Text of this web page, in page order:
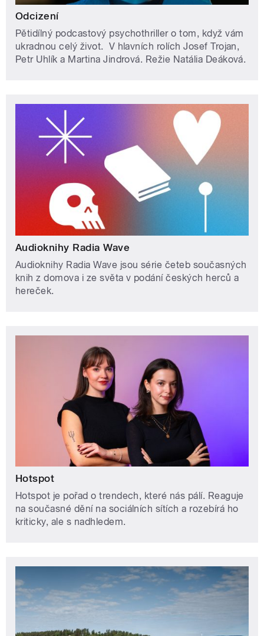
Odcizení
Pětidílný podcastový psychothriller o tom, když vám
ukradnou celý život. V hlavních rolích Josef Trojan,
Petr Uhlík a Martina Jindrová. Režie Natália Deáková.
Audioknihy Radia Wave
Audioknihy Radia Wave jsou série četeb současných
knih z domova i ze světa v podání českých herců a
hereček.
Hotspot
Hotspot je pořad o trendech, které nás pálí. Reaguje
na současné dění na sociálních sítích a rozebírá ho
kriticky, ale s nadhledem.